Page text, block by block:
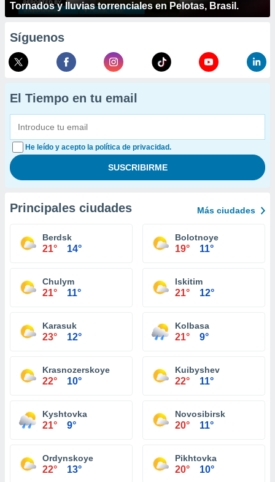
Tornados y lluvias torrenciales en Pelotas, Brasil.
Síguenos
El Tiempo en tu email
He leído y acepto la política de privacidad.
Principales ciudades Más ciudades
Berdsk
21° 14°
Bolotnoye
19° 11°
Chulym
21° 11°
Iskitim
21° 12°
Karasuk
23° 12°
Kolbasa
21° 9°
Krasnozerskoye
22° 10°
Kuibyshev
22° 11°
Kyshtovka
21° 9°
Novosibirsk
20° 11°
Ordynskoye
22° 13°
Pikhtovka
20° 10°